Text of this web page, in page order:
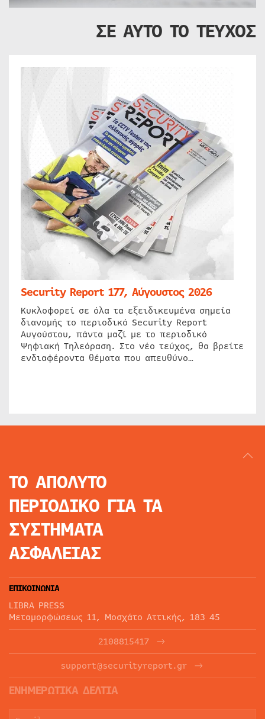
ΣΕ ΑΥΤΟ ΤΟ ΤΕΥΧΟΣ
Security Report 177, Αύγουστος 2026
Κυκλοφορεί σε όλα τα εξειδικευμένα σημεία
διανομής το περιοδικό Security Report
Αυγούστου, πάντα μαζί με το περιοδικό
Ψηφιακή Τηλεόραση. Στο νέο τεύχος, θα βρείτε
ενδιαφέροντα θέματα που απευθύνο…
ΤΟ ΑΠΟΛΥΤΟ
ΠΕΡΙΟΔΙΚΟ ΓΙΑ ΤΑ
ΣΥΣΤΗΜΑΤΑ
ΑΣΦΑΛΕΙΑΣ
ΕΠΙΚΟΙΝΩΝΙΑ
LIBRA PRESS
Μεταμορφώσεως 11, Μοσχάτο Αττικής, 183 45
2108815417
support@securityreport.gr
ΕΝΗΜΕΡΩΤΙΚΑ ΔΕΛΤΙΑ